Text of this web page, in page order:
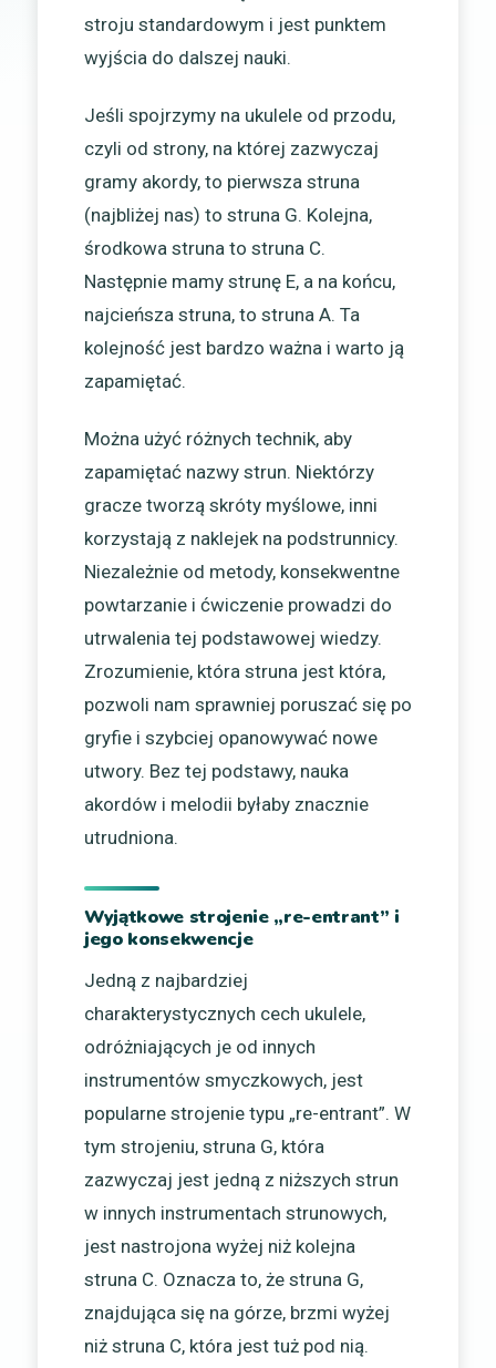
stroju standardowym i jest punktem
wyjścia do dalszej nauki.
Jeśli spojrzymy na ukulele od przodu,
czyli od strony, na której zazwyczaj
gramy akordy, to pierwsza struna
(najbliżej nas) to struna G. Kolejna,
środkowa struna to struna C.
Następnie mamy strunę E, a na końcu,
najcieńsza struna, to struna A. Ta
kolejność jest bardzo ważna i warto ją
zapamiętać.
Można użyć różnych technik, aby
zapamiętać nazwy strun. Niektórzy
gracze tworzą skróty myślowe, inni
korzystają z naklejek na podstrunnicy.
Niezależnie od metody, konsekwentne
powtarzanie i ćwiczenie prowadzi do
utrwalenia tej podstawowej wiedzy.
Zrozumienie, która struna jest która,
pozwoli nam sprawniej poruszać się po
gryfie i szybciej opanowywać nowe
utwory. Bez tej podstawy, nauka
akordów i melodii byłaby znacznie
utrudniona.
Wyjątkowe strojenie „re-entrant” i
jego konsekwencje
Jedną z najbardziej
charakterystycznych cech ukulele,
odróżniających je od innych
instrumentów smyczkowych, jest
popularne strojenie typu „re-entrant”. W
tym strojeniu, struna G, która
zazwyczaj jest jedną z niższych strun
w innych instrumentach strunowych,
jest nastrojona wyżej niż kolejna
struna C. Oznacza to, że struna G,
znajdująca się na górze, brzmi wyżej
niż struna C, która jest tuż pod nią.